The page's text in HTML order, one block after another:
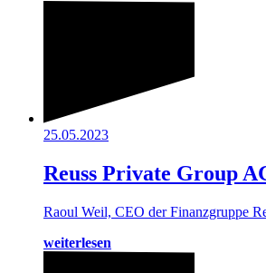
25.05.2023
Reuss Private Group
Raoul Weil, CEO der Finanzgruppe
weiterlesen